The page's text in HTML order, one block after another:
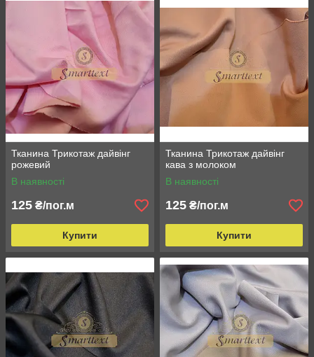
Тканина Трикотаж дайвінг
рожевий
В наявності
125 ₴/пог.м
Купити
Тканина Трикотаж дайвінг
кава з молоком
В наявності
125 ₴/пог.м
Купити